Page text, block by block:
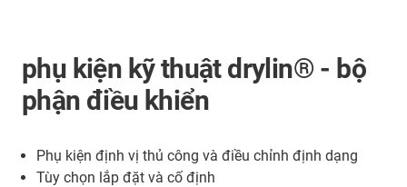
phụ kiện kỹ thuật drylin® - bộ
phận điều khiển
Phụ kiện định vị thủ công và điều chỉnh định dạng
Tùy chọn lắp đặt và cố định